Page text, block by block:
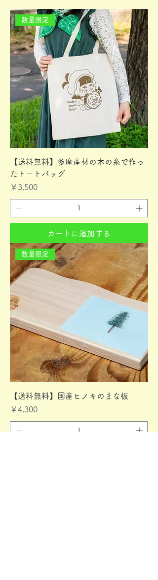
数量限定
【送料無料】多摩産材の木の糸で作っ
たトートバッグ
価格
￥3,500
カートに追加する
数量限定
【送料無料】国産ヒノキのまな板
価格
￥4,300